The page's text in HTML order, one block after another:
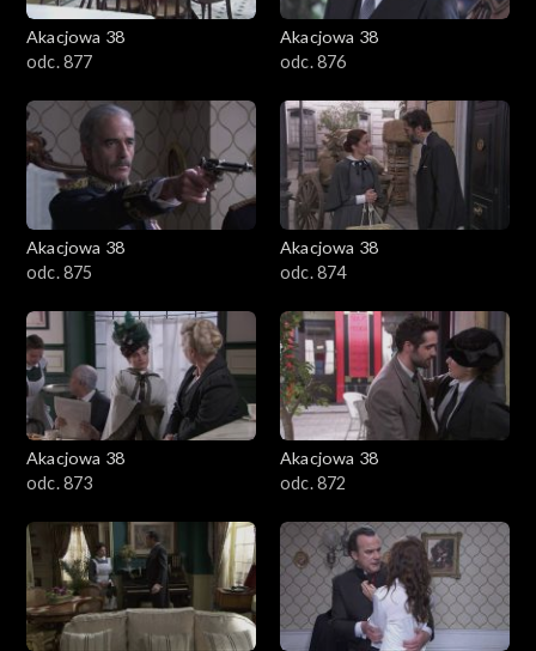
Akacjowa 38
odc. 877
Akacjowa 38
odc. 876
Akacjowa 38
odc. 875
Akacjowa 38
odc. 874
Akacjowa 38
odc. 873
Akacjowa 38
odc. 872